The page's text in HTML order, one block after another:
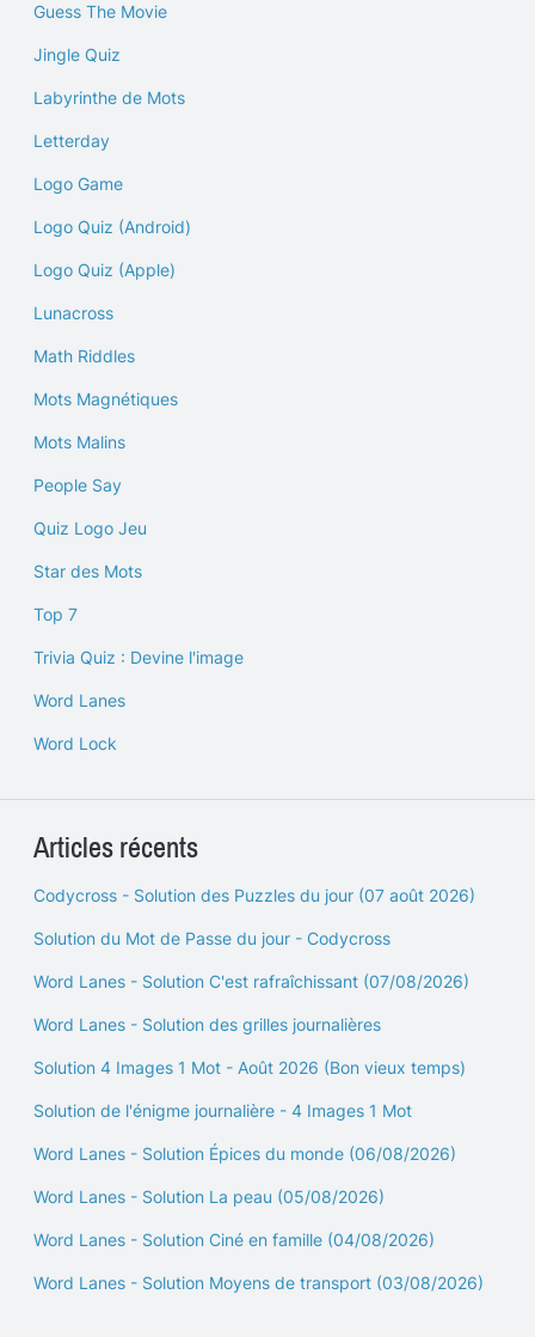
Guess The Movie
Jingle Quiz
Labyrinthe de Mots
Letterday
Logo Game
Logo Quiz (Android)
Logo Quiz (Apple)
Lunacross
Math Riddles
Mots Magnétiques
Mots Malins
People Say
Quiz Logo Jeu
Star des Mots
Top 7
Trivia Quiz : Devine l'image
Word Lanes
Word Lock
Articles récents
Codycross - Solution des Puzzles du jour (07 août 2026)
Solution du Mot de Passe du jour - Codycross
Word Lanes - Solution C'est rafraîchissant (07/08/2026)
Word Lanes - Solution des grilles journalières
Solution 4 Images 1 Mot - Août 2026 (Bon vieux temps)
Solution de l'énigme journalière - 4 Images 1 Mot
Word Lanes - Solution Épices du monde (06/08/2026)
Word Lanes - Solution La peau (05/08/2026)
Word Lanes - Solution Ciné en famille (04/08/2026)
Word Lanes - Solution Moyens de transport (03/08/2026)